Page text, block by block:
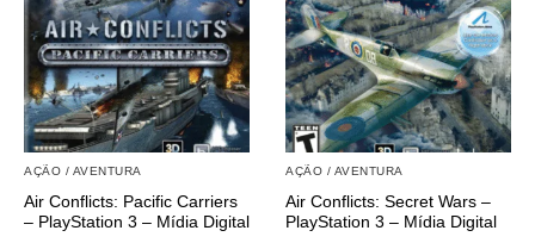
AÇÃO / AVENTURA
Air Conflicts: Pacific Carriers
– PlayStation 3 – Mídia Digital
AÇÃO / AVENTURA
Air Conflicts: Secret Wars –
PlayStation 3 – Mídia Digital